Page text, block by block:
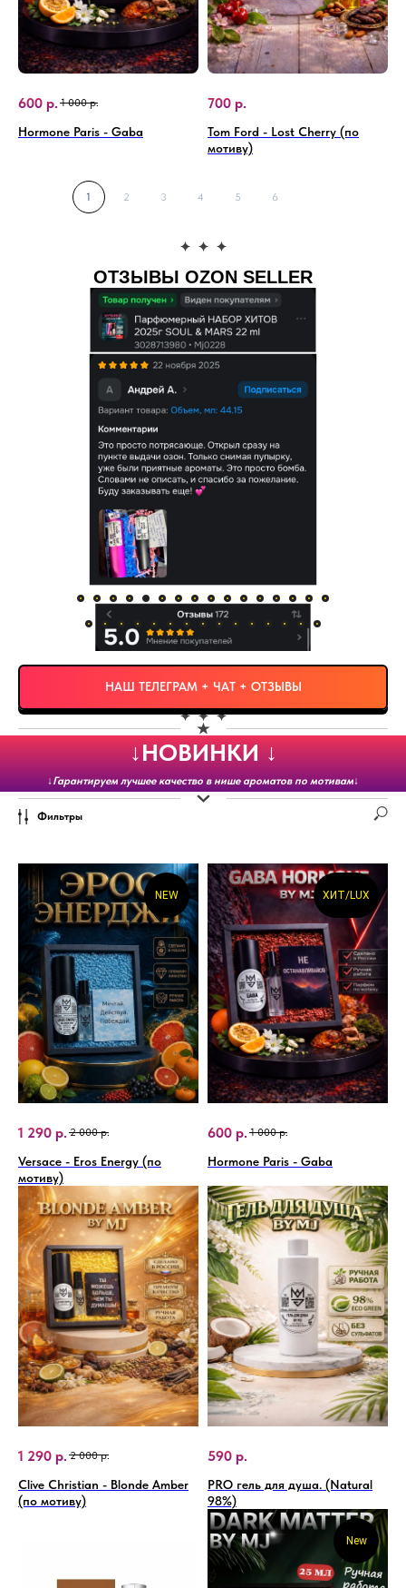
600 р. 1 000 р.
Hormone Paris - Gaba
700 р.
Tom Ford - Lost Cherry (по
мотиву)
1 2 3 4 5 6
ОТЗЫВЫ OZON SELLER
НАШ ТЕЛЕГРАМ + ЧАТ + ОТЗЫВЫ
↓НОВИНКИ ↓
Гарантируем лучшее качество в нише ароматов по мотивам
1 290 р. 2 000 р.
Versace - Eros Energy (по
мотиву)
600 р. 1 000 р.
Hormone Paris - Gaba
1 290 р. 2 000 р.
Clive Christian - Blonde Amber
(по мотиву)
590 р.
PRO гель для душа. (Natural
98%)